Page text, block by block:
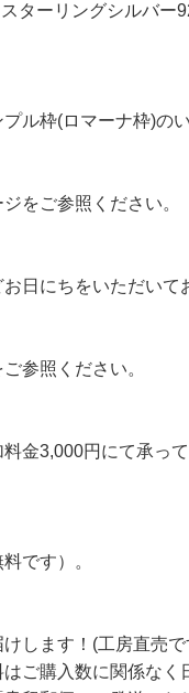
ターリングシルバー
ル枠(ロマーナ枠)の
ジをご参照ください。
日にちをいただいて
参照ください。
金3,000円にて承っ
です）。
します！(工房直売で
ご購入数に関係なく